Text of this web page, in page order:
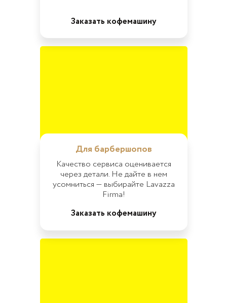
Для барбершопов
Качество сервиса оценивается
через детали. Не дайте в нем
усомниться — выбирайте Lavazza
Firma!
Заказать кофемашину
Заказать кофемашину